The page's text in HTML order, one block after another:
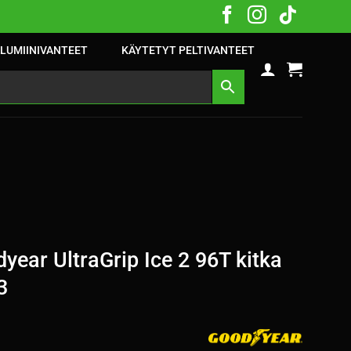
KÄYTETYT PELTIVANTEET
UltraGrip Ice 2 96T kitka